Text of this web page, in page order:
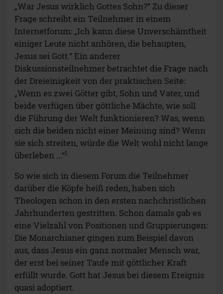
„War Jesus wirklich Gottes Sohn?“ Zu dieser
Frage schreibt ein Teilnehmer in einem
Internetforum: „Ich kann diese Unverschämtheit
einiger Leute nicht anhören, die behaupten,
Jesus sei Gott.“ Ein anderer
Diskussionsteilnehmer betrachtet die Frage nach
der Dreieinigkeit von der praktischen Seite:
„Wenn es zwei Götter gibt, Sohn und Vater, und
beide verfügen über göttliche Mächte, wie soll
die Führung der Welt funktionieren? Was, wenn
sich die beiden nicht einer Meinung sind? Wenn
sie sich streiten, würde die Welt wohl nicht lange
überleben ...“1
So wie sich in diesem Forum die Teilnehmer
darüber die Köpfe heiß reden, haben sich
Theologen schon in den ersten nachchristlichen
Jahrhunderten gestritten. Schon damals gab es
eine Vielzahl von Positionen und Gruppierungen:
Die Monarchianer gingen zum Beispiel davon
aus, dass Jesus ein ganz normaler Mensch war,
der erst bei seiner Taufe mit göttlicher Kraft
erfüllt wurde. Gott hat Jesus bei diesem Ereignis
quasi adoptiert.